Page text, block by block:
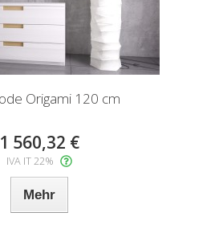
Origami 120 cm
1 560,32 €
IVA IT 22%
Mehr